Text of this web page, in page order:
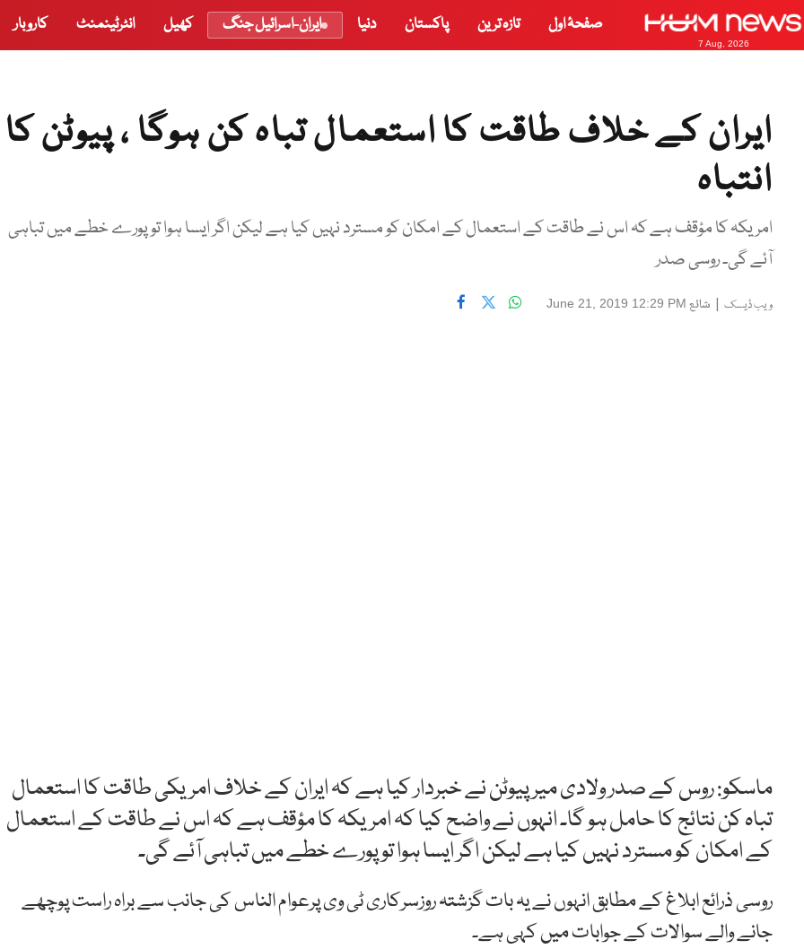
7 Aug, 2026
صفحۂ اول تازہ ترین پاکستان دنیا ایران-اسرائیل جنگ کھیل انٹرٹینمنٹ کاروبار
ایران کے خلاف طاقت کا استعمال تباہ کن ہوگا ، پیوٹن کا
انتباہ
امریکہ کا مؤقف ہے کہ اس نے طاقت کے استعمال کے امکان کو مسترد نہیں کیا ہے لیکن اگر ایسا ہوا تو پورے خطے میں تباہی
آئے گی۔ روسی صدر
ویب ڈیسک | شائع June 21, 2019 12:29 PM
ماسکو: روس کے صدر ولادی میر پیوٹن نے خبردار کیا ہے کہ ایران کے خلاف امریکی طاقت کا استعمال
تباہ کن نتائج کا حامل ہو گا۔ انہوں نے واضح کیا کہ امریکہ کا مؤقف ہے کہ اس نے طاقت کے استعمال
کے امکان کو مسترد نہیں کیا ہے لیکن اگر ایسا ہوا تو پورے خطے میں تباہی آئے گی۔
روسی ذرائع ابلاغ کے مطابق انہوں نے یہ بات گزشتہ روزسرکاری ٹی وی پرعوام الناس کی جانب سے براہ راست پوچھے
جانے والے سوالات کے جوابات میں کہی ہے۔